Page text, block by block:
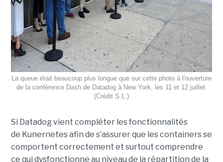
La queue était beaucoup plus longue que sur cette photo à l'ouverture
de la conférence Dash de Datadog à New York, les 11 et 12 juillet.
(Crédit S.L.)
Si Datadogvient compléter les fonctionnalités
de Kunernetesafin de s’assurer que les containers se
comportent correctement et surtout comprendre
ce qui dysfonctionne au niveau de la répartition de la